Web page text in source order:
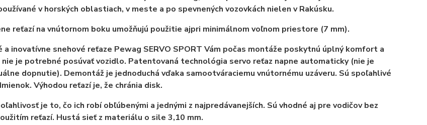
v horských oblastiach, v meste a po spevnených vozovkách nielen v Rakúsku.
reťazí na vnútornom boku umožňujú použitie ajpri minimálnom voľnom priestore (7 mm).
inovatívne snehové reťaze Pewag SERVO SPORT Vám počas montáže poskytnú úplný komfort a
nie je potrebné posúvať vozidlo. Patentovaná technológia servo reťaz napne automaticky (nie je
dopnutie). Demontáž je jednoduchá vďaka samootváraciemu vnútornému uzáveru. Sú spoľahlivé
Výhodou reťazí je, že chránia disk.
je to, čo ich robí obľúbenými a jednými z najpredávanejších. Sú vhodné aj pre vodičov bez
reťazí. Hustá sieť z materiálu o sile 3,10 mm.